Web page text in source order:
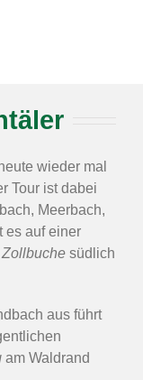
wieder mal
Tour ist dabei
Meerbach,
es auf einer
Zollbuche südlich
aus führt
am Waldrand